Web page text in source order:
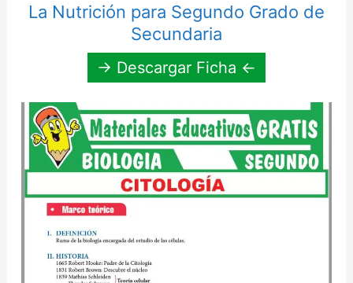
La Nutrición para Segundo Grado de
Secundaria
→ Descargar Ficha ←